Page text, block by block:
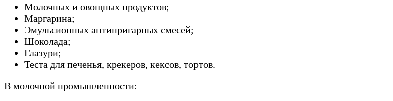
Молочных и овощных продуктов;
Маргарина;
Эмульсионных антипригарных смесей;
Шоколада;
Глазури;
Теста для печенья, крекеров, кексов, тортов.
В молочной промышленности: